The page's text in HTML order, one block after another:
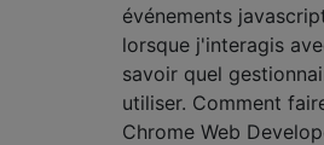
événements
lorsque j'interagis
savoir quel
utiliser. Comment
Chrome Web